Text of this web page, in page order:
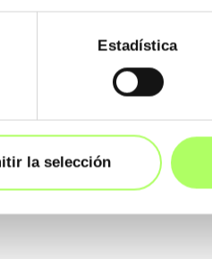
Estadística
la selección